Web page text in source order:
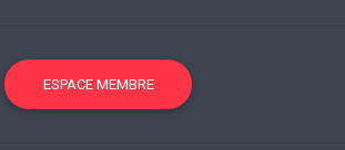
ESPACE MEMBRE